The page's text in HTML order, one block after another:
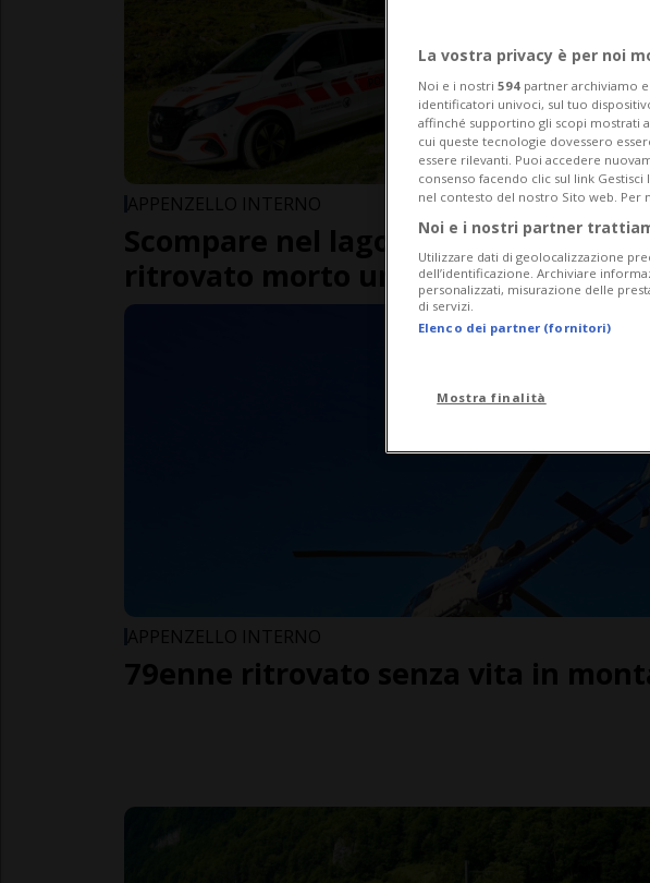
APPENZELLO INTERNO
Scompare nel lago e non riemerge
ritrovato morto un 19enne
APPENZELLO INTERNO
79enne ritrovato senza vita in
La vostra privacy è per noi
Noi e i nostri 594 partner archiviamo
identificatori univoci, sul tuo
affinché supportino gli scopi mostrati
cui queste tecnologie dovessero
essere rilevanti. Puoi accedere
consenso facendo clic sul link
nel contesto del nostro Sito web. Per
Noi e i nostri partner
Utilizzare dati di geolocalizzazione
dell’identificazione. Archiviare
personalizzati, misurazione delle
di servizi.
Elenco dei partner (fornitori)
Mostra finalità